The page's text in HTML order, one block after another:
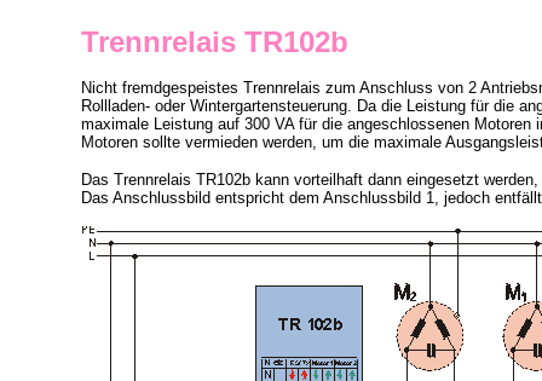
Trennrelais TR102b
Nicht fremdgespeistes Trennrelais zum Anschluss von 2
Rollladen- oder Wintergartensteuerung. Da die Leistung für die
maximale Leistung auf 300 VA für die angeschlossenen
Motoren sollte vermieden werden, um die maximale
Das Trennrelais TR102b kann vorteilhaft dann eingesetzt
Das Anschlussbild entspricht dem Anschlussbild 1, jedoch